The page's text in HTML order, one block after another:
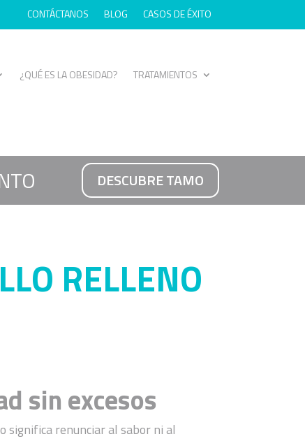
CONTÁCTANOS BLOG CASOS DE ÉXITO
¿QUÉ ES LA OBESIDAD? TRATAMIENTOS
DESCUBRE TAMO
RELLENO
sin excesos
significa renunciar al sabor ni al